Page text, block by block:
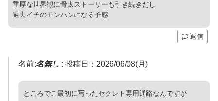
重厚な世界観に骨太ストーリーも引き続きだし
過去イチのモンハンになる予感
返信
名前:名無し : 投稿日：2026/06/08(月)
ところでこ最初に写ったセクレト専用通路なんですが